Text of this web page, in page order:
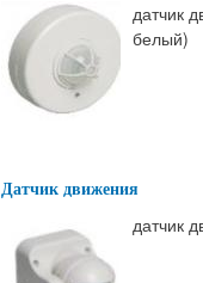
датчик
белый)
Датчик движения
датчик